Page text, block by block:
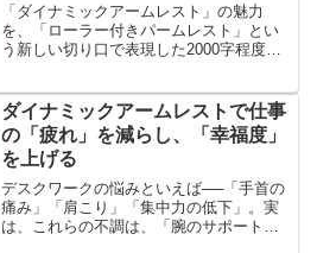
「ダイナミックアームレスト」の魅力
を、「ローラー付きパームレスト」とい
う新しい切り口で表現した2000字程度の
ェッショナルへ向けた、熱量の高い構成
にしています。究極の可...
ダイナミックアームレストで仕事
の「疲れ」を減らし、「幸福度」
を上げる
デスクワークの悩みといえば──「手首の
痛み」「肩こり」「集中力の低下」。実
は、これらの不調は、「腕のサポート不